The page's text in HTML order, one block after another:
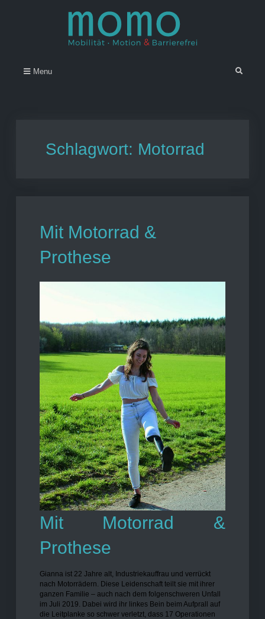
Menu Search
Schlagwort: Motorrad
Mit Motorrad &
Prothese
Mit Motorrad &
Prothese
Gianna ist 22 Jahre alt, Industriekauffrau und verrückt
nach Motorrädern. Diese Leidenschaft teilt sie mit ihrer
ganzen Familie – auch nach dem folgenschweren Unfall
im Juli 2019. Dabei wird ihr linkes Bein beim Aufprall auf
die Leitplanke so schwer verletzt, dass 17 Operationen